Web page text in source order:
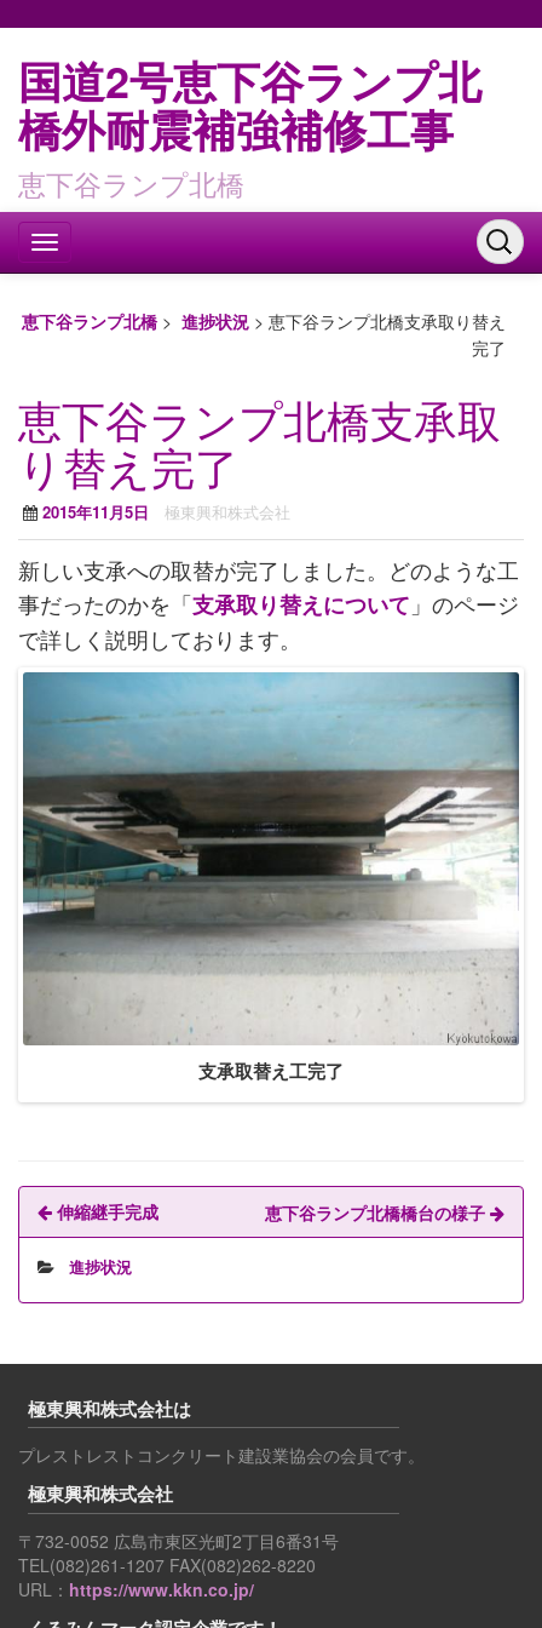
国道2号恵下谷ランプ北
橋外耐震補強補修工事
恵下谷ランプ北橋
恵下谷ランプ北橋 > 進捗状況 > 恵下谷ランプ北橋支承取り替え
完了
恵下谷ランプ北橋支承取
り替え完了
2015年11月5日 極東興和株式会社
新しい支承への取替が完了しました。どのような工
事だったのかを「支承取り替えについて 」のページ
で詳しく説明しております。
支承取替え工完了
伸縮継手完成 恵下谷ランプ北橋橋台の様子
進捗状況
極東興和株式会社は
プレストレストコンクリート建設業協会の会員です。
極東興和株式会社
〒732-0052 広島市東区光町2丁目6番31号
TEL(082)261-1207 FAX(082)262-8220
URL： https://www.kkn.co.jp/